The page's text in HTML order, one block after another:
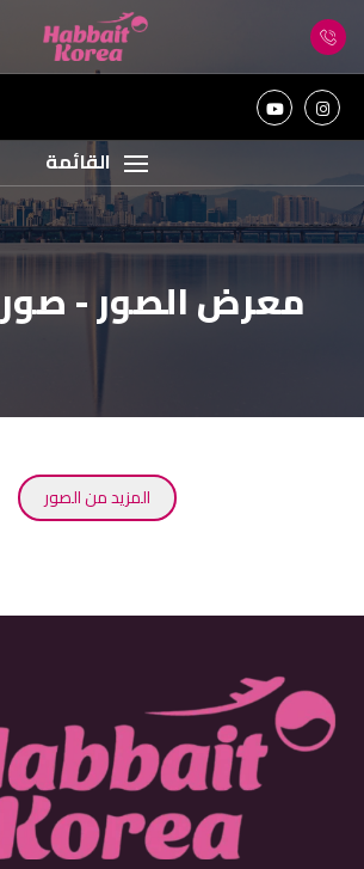
القائمة
معرض الصور - صور
المزيد من الصور